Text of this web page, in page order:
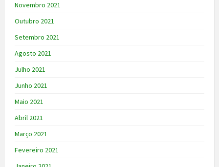
Novembro 2021
Outubro 2021
Setembro 2021
Agosto 2021
Julho 2021
Junho 2021
Maio 2021
Abril 2021
Março 2021
Fevereiro 2021